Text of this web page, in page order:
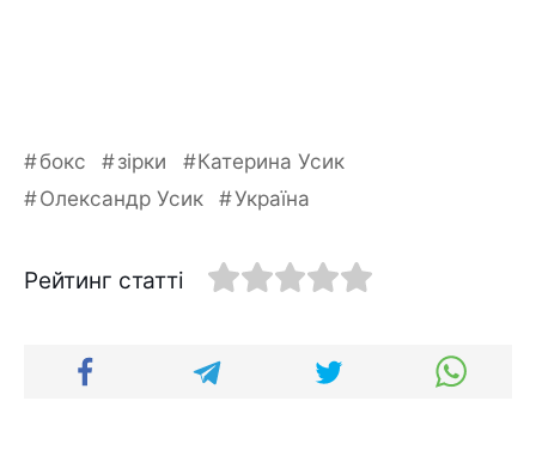
бокс зірки
Катерина Усик
Олександр Усик
Україна
Рейтинг статті